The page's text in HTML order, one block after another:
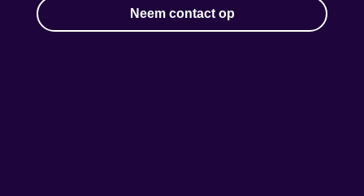
Neem contact op